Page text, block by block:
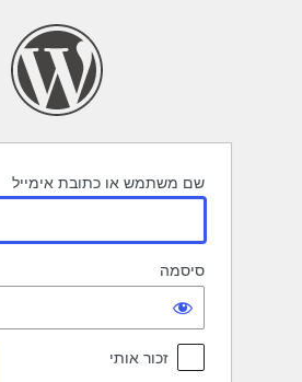
שם משתמש או כתובת אימייל
סיסמה
זכור אותי